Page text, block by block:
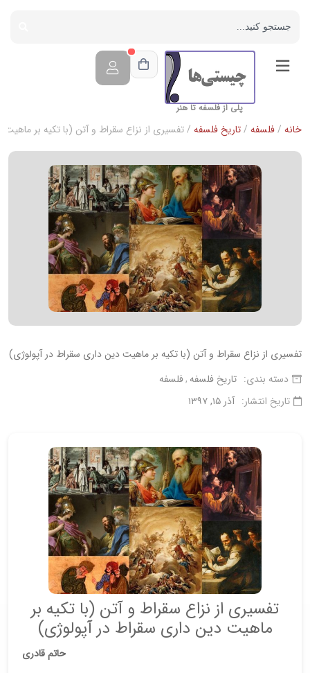
پلی از فلسفه تا هنر
خانه /فلسفه /تاریخ فلسفه / تفسیری از نزاع سقراط و آتن (با تکیه بر
تفسیری از نزاع سقراط و آتن (با تکیه بر ماهیت دین داری سقراط در آپولوژی)
دسته بندی: تاریخ فلسفه فلسفه
تاریخ انتشار: آذر ۱۵, ۱۳۹۷
تفسیری از نزاع سقراط و آتن (با تکیه بر
ماهیت دین داری سقراط در آپولوژی)
حاتم قادری